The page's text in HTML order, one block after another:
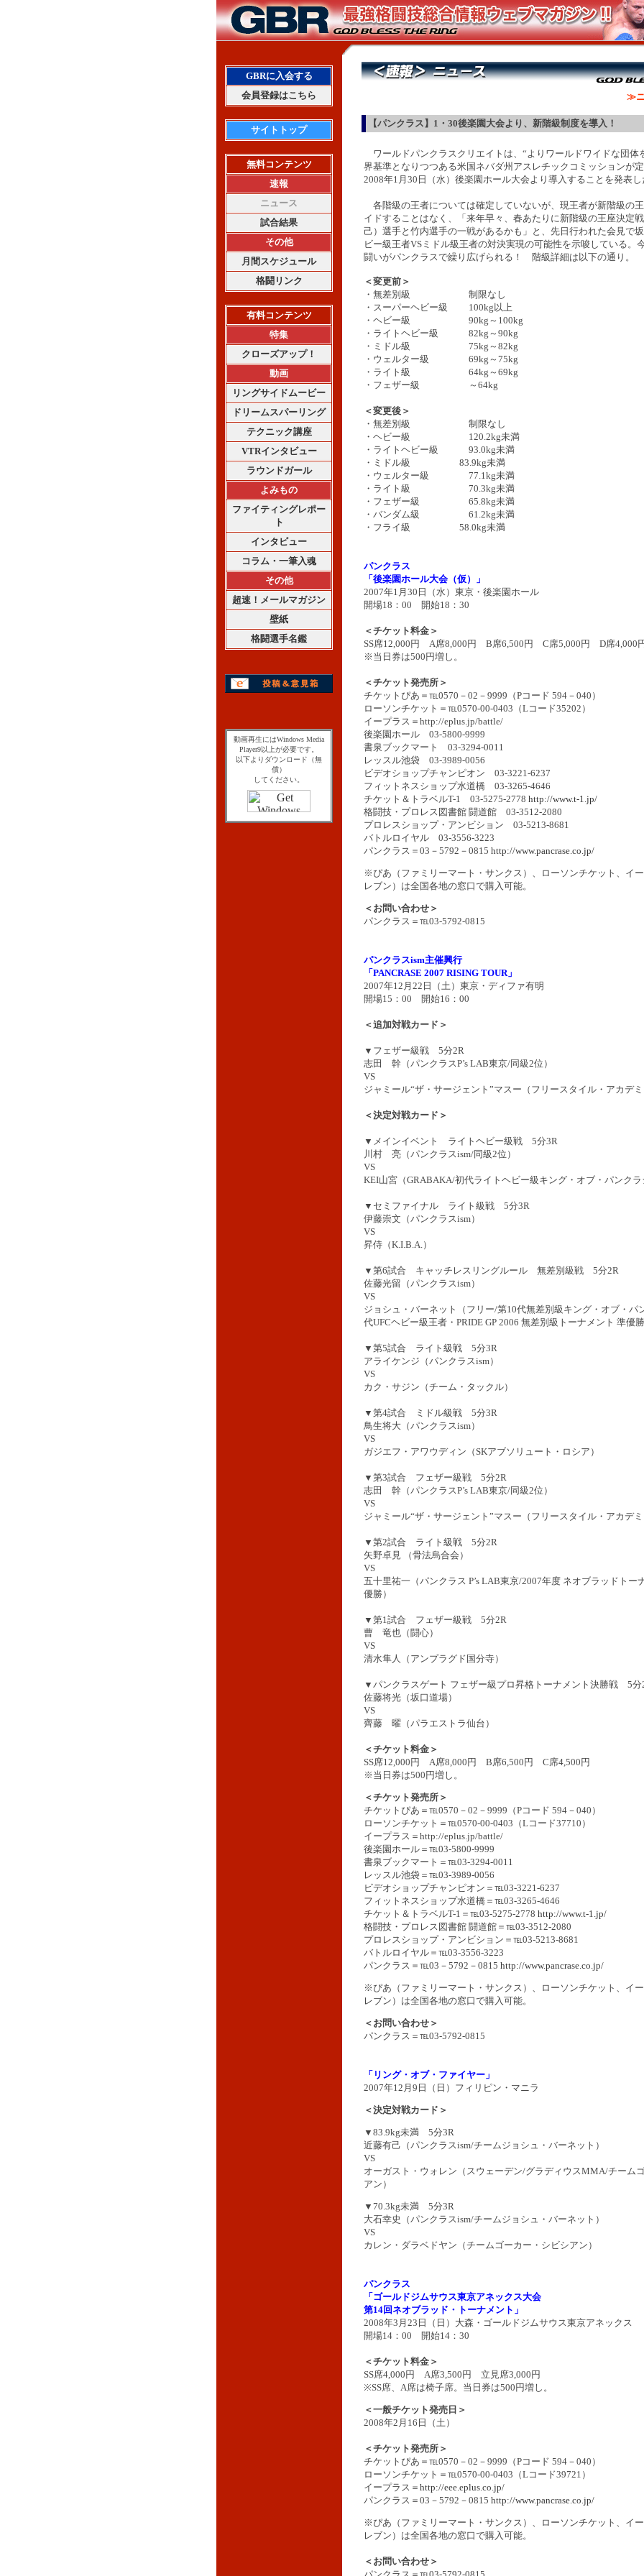
GBRに入会する
会員登録はこちら
サイトトップ
無料コンテンツ
速報
ニュース
試合結果
その他
月間スケジュール
格闘リンク
有料コンテンツ
特集
クローズアップ！
動画
リングサイドムービー
ドリームスパーリング
テクニック講座
VTRインタビュー
ラウンドガール
よみもの
ファイティングレポー
ト
インタビュー
コラム・一筆入魂
その他
超速！メールマガジン
壁紙
格闘選手名鑑
動画再生にはWindows Media
Player9以上が必要です。
以下よりダウンロード（無
償）
してください。
≫ニ
【パンクラス】1・30後楽園大会より、新階級制度を導入！
ワールドパンクラスクリエイトは、“よりワールドワイドな団体
界基準となりつつある米国ネバダ州アスレチックコミッションが
2008年1月30日（水）後楽園ホール大会より導入することを発表し
各階級の王者については確定していないが、現王者が新階級の
イドすることはなく、「来年早々、春あたりに新階級の王座決定
己）選手と竹内選手の一戦があるかも」と、先日行われた会見で
ビー級王者VSミドル級王者の対決実現の可能性を示唆している。
闘いがパンクラスで繰り広げられる！ 階級詳細は以下の通り。
＜変更前＞
・無差別級 制限なし
・スーパーヘビー級 100kg以上
・ヘビー級 90kg～100kg
・ライトヘビー級 82kg～90kg
・ミドル級 75kg～82kg
・ウェルター級 69kg～75kg
・ライト級 64kg～69kg
・フェザー級 ～64kg
＜変更後＞
・無差別級 制限なし
・ヘビー級 120.2kg未満
・ライトヘビー級 93.0kg未満
・ミドル級 83.9kg未満
・ウェルター級 77.1kg未満
・ライト級 70.3kg未満
・フェザー級 65.8kg未満
・バンダム級 61.2kg未満
・フライ級 58.0kg未満
パンクラス
「後楽園ホール大会（仮）」
2007年1月30日（水）東京・後楽園ホール
開場18：00 開始18：30
＜チケット料金＞
SS席12,000円 A席8,000円 B席6,500円 C席5,000円 D席4,000
※当日券は500円増し。
＜チケット発売所＞
チケットぴあ＝℡0570－02－9999（Pコード 594－040）
ローソンチケット＝℡0570-00-0403（Lコード35202）
イープラス＝http://eplus.jp/battle/
後楽園ホール 03-5800-9999
書泉ブックマート 03-3294-0011
レッスル池袋 03-3989-0056
ビデオショップチャンピオン 03-3221-6237
フィットネスショップ水道橋 03-3265-4646
チケット＆トラベルT-1 03-5275-2778 http://www.t-1.jp/
格闘技・プロレス図書館 闘道館 03-3512-2080
プロレスショップ・アンビション 03-5213-8681
バトルロイヤル 03-3556-3223
パンクラス＝03－5792－0815 http://www.pancrase.co.jp/
※ぴあ（ファミリーマート・サンクス）、ローソンチケット、イ
レブン）は全国各地の窓口で購入可能。
＜お問い合わせ＞
パンクラス＝℡03-5792-0815
パンクラスism主催興行
「PANCRASE 2007 RISING TOUR」
2007年12月22日（土）東京・ディファ有明
開場15：00 開始16：00
＜追加対戦カード＞
▼フェザー級戦 5分2R
志田 幹（パンクラスP’s LAB東京/同級2位）
VS
ジャミール“ザ・サージェント”マスー（フリースタイル・アカデ
＜決定対戦カード＞
▼メインイベント ライトヘビー級戦 5分3R
川村 亮（パンクラスism/同級2位）
VS
KEI山宮（GRABAKA/初代ライトヘビー級キング・オブ・パンク
▼セミファイナル ライト級戦 5分3R
伊藤崇文（パンクラスism）
VS
昇侍（K.I.B.A.）
▼第6試合 キャッチレスリングルール 無差別級戦 5分2R
佐藤光留（パンクラスism）
VS
ジョシュ・バーネット（フリー/第10代無差別級キング・オブ・パ
代UFCヘビー級王者・PRIDE GP 2006 無差別級トーナメント 準優
▼第5試合 ライト級戦 5分3R
アライケンジ（パンクラスism）
VS
カク・サジン（チーム・タックル）
▼第4試合 ミドル級戦 5分3R
鳥生将大（パンクラスism）
VS
ガジエフ・アワウディン（SKアブソリュート・ロシア）
▼第3試合 フェザー級戦 5分2R
志田 幹（パンクラスP’s LAB東京/同級2位）
VS
ジャミール“ザ・サージェント”マスー（フリースタイル・アカデ
▼第2試合 ライト級戦 5分2R
矢野卓見 （骨法烏合会）
VS
五十里祐一（パンクラス P’s LAB東京/2007年度 ネオブラッドトー
優勝）
▼第1試合 フェザー級戦 5分2R
曹 竜也（闘心）
VS
清水隼人（アンプラグド国分寺）
▼パンクラスゲート フェザー級プロ昇格トーナメント決勝戦 5分
佐藤将光（坂口道場）
VS
齊藤 曜（パラエストラ仙台）
＜チケット料金＞
SS席12,000円 A席8,000円 B席6,500円 C席4,500円
※当日券は500円増し。
＜チケット発売所＞
チケットぴあ＝℡0570－02－9999（Pコード 594－040）
ローソンチケット＝℡0570-00-0403（Lコード37710）
イープラス＝http://eplus.jp/battle/
後楽園ホール＝℡03-5800-9999
書泉ブックマート＝℡03-3294-0011
レッスル池袋＝℡03-3989-0056
ビデオショップチャンピオン＝℡03-3221-6237
フィットネスショップ水道橋＝℡03-3265-4646
チケット＆トラベルT-1＝℡03-5275-2778 http://www.t-1.jp/
格闘技・プロレス図書館 闘道館＝℡03-3512-2080
プロレスショップ・アンビション＝℡03-5213-8681
バトルロイヤル＝℡03-3556-3223
パンクラス＝℡03－5792－0815 http://www.pancrase.co.jp/
※ぴあ（ファミリーマート・サンクス）、ローソンチケット、イ
レブン）は全国各地の窓口で購入可能。
＜お問い合わせ＞
パンクラス＝℡03-5792-0815
「リング・オブ・ファイヤー」
2007年12月9日（日）フィリピン・マニラ
＜決定対戦カード＞
▼83.9kg未満 5分3R
近藤有己（パンクラスism/チームジョシュ・バーネット）
VS
オーガスト・ウォレン（スウェーデン/グラディウスMMA/チーム
アン）
▼70.3kg未満 5分3R
大石幸史（パンクラスism/チームジョシュ・バーネット）
VS
カレン・ダラベドヤン（チームゴーカー・シビシアン）
パンクラス
「ゴールドジムサウス東京アネックス大会
第14回ネオブラッド・トーナメント」
2008年3月23日（日）大森・ゴールドジムサウス東京アネックス
開場14：00 開始14：30
＜チケット料金＞
SS席4,000円 A席3,500円 立見席3,000円
※SS席、A席は椅子席。当日券は500円増し。
＜一般チケット発売日＞
2008年2月16日（土）
＜チケット発売所＞
チケットぴあ＝℡0570－02－9999（Pコード 594－040）
ローソンチケット＝℡0570-00-0403（Lコード39721）
イープラス＝ http://eee.eplus.co.jp/
パンクラス＝03－5792－0815 http://www.pancrase.co.jp/
※ぴあ（ファミリーマート・サンクス）、ローソンチケット、イ
レブン）は全国各地の窓口で購入可能。
＜お問い合わせ＞